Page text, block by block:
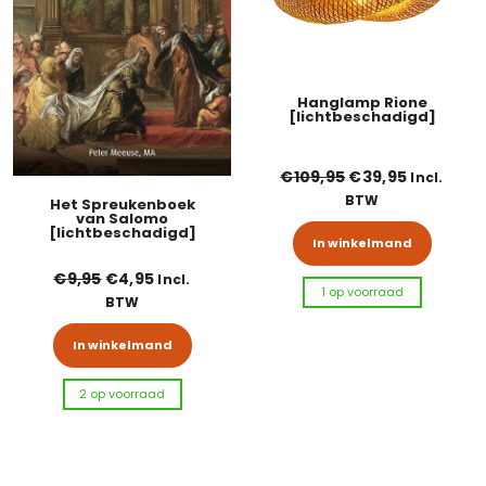
Het Spreukenboek
van Salomo
[lichtbeschadigd]
€9,95 Oorspronkelijke prijs was: €9,95.
€4,95Huidige prijs is: €4,95.
Incl.
BTW
In winkelmand
2 op voorraad
Hanglamp Rione
[lichtbeschadigd]
€109,95Oorspronkelijke
€39,95Huidige
Incl.
BTW
In winkelmand
1 op voorraad